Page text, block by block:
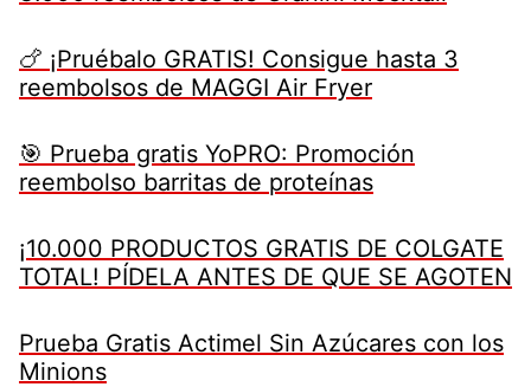
🍗 ¡Pruébalo GRATIS! Consigue hasta 3
reembolsos de MAGGI Air Fryer
🎯 Prueba gratis YoPRO: Promoción
reembolso barritas de proteínas
¡10.000 PRODUCTOS GRATIS DE COLGATE
TOTAL! PÍDELA ANTES DE QUE SE AGOTEN
Prueba Gratis Actimel Sin Azúcares con los
Minions